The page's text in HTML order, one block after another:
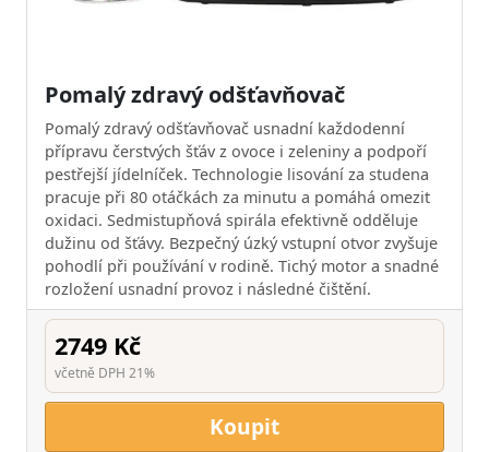
Pomalý zdravý odšťavňovač
Pomalý zdravý odšťavňovač usnadní každodenní
přípravu čerstvých šťáv z ovoce i zeleniny a podpoří
pestřejší jídelníček. Technologie lisování za studena
pracuje při 80 otáčkách za minutu a pomáhá omezit
oxidaci. Sedmistupňová spirála efektivně odděluje
dužinu od šťávy. Bezpečný úzký vstupní otvor zvyšuje
pohodlí při používání v rodině. Tichý motor a snadné
rozložení usnadní provoz i následné čištění.
2749 Kč
včetně DPH 21%
Koupit